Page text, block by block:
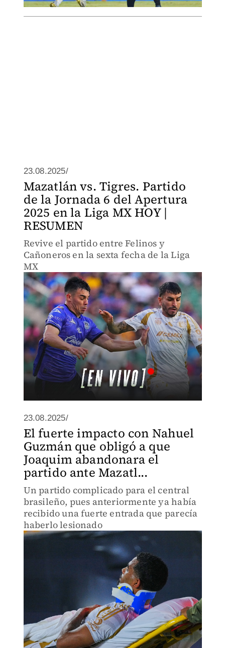
23.08.2025/
Mazatlán vs. Tigres. Partido
de la Jornada 6 del Apertura
2025 en la Liga MX HOY |
RESUMEN
Revive el partido entre Felinos y
Cañoneros en la sexta fecha de la Liga
MX
23.08.2025/
El fuerte impacto con Nahuel
Guzmán que obligó a que
Joaquim abandonara el
partido ante Mazatl...
Un partido complicado para el central
brasileño, pues anteriormente ya había
recibido una fuerte entrada que parecía
haberlo lesionado